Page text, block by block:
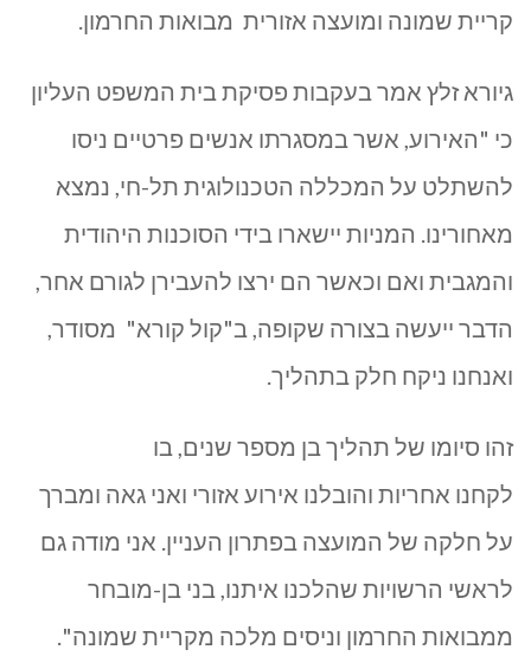
קריית שמונה ומועצה אזורית מבואות החרמון.
גיורא זלץ אמר בעקבות פסיקת בית המשפט העליון
כי "האירוע, אשר במסגרתו אנשים פרטיים ניסו
להשתלט על המכללה הטכנולוגית תל-חי, נמצא
מאחורינו. המניות יישארו בידי הסוכנות היהודית
והמגבית ואם וכאשר הם ירצו להעבירן לגורם אחר,
הדבר ייעשה בצורה שקופה, ב"קול קורא" מסודר,
ואנחנו ניקח חלק בתהליך.
זהו סיומו של תהליך בן מספר שנים, בו
לקחנו אחריות והובלנו אירוע אזורי ואני גאה ומברך
על חלקה של המועצה בפתרון העניין. אני מודה גם
לראשי הרשויות שהלכנו איתנו, בני בן-מובחר
ממבואות החרמון וניסים מלכה מקריית שמונה".